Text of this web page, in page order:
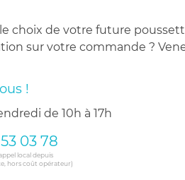
choix de votre future
sur votre commande ?
!
de 10h à 17h
03 78
local depuis
hors coût opérateur)